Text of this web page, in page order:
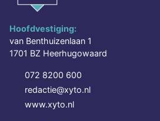
Hoofdvestiging:
van Benthuizenlaan 1
1701 BZ Heerhugowaard
072 8200 600
redactie@xyto.nl
www.xyto.nl